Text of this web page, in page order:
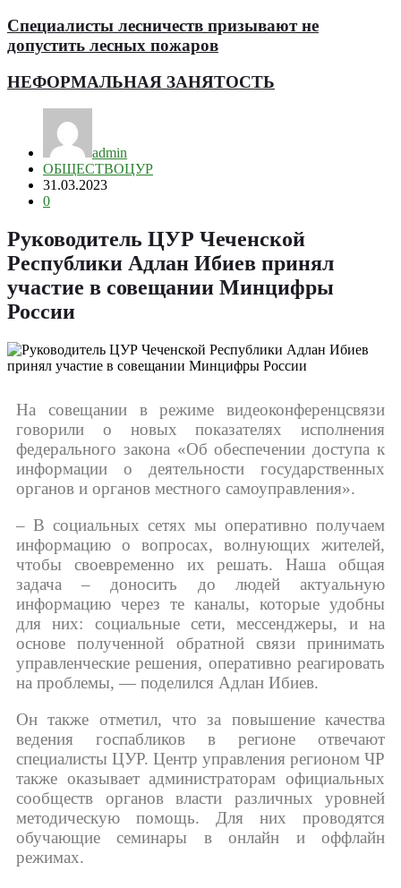
Специалисты лесничеств призывают не
допустить лесных пожаров
НЕФОРМАЛЬНАЯ ЗАНЯТОСТЬ
admin
ОБЩЕСТВОЦУР
31.03.2023
0
Руководитель ЦУР Чеченской
Республики Адлан Ибиев принял
участие в совещании Минцифры
России
На совещании в режиме видеоконференцсвязи
говорили о новых показателях исполнения
федерального закона «Об обеспечении доступа к
информации о деятельности государственных
органов и органов местного самоуправления».
– В социальных сетях мы оперативно получаем
информацию о вопросах, волнующих жителей,
чтобы своевременно их решать. Наша общая
задача – доносить до людей актуальную
информацию через те каналы, которые удобны
для них: социальные сети, мессенджеры, и на
основе полученной обратной связи принимать
управленческие решения, оперативно реагировать
на проблемы, — поделился Адлан Ибиев.
Он также отметил, что за повышение качества
ведения госпабликов в регионе отвечают
специалисты ЦУР. Центр управления регионом ЧР
также оказывает администраторам официальных
сообществ органов власти различных уровней
методическую помощь. Для них проводятся
обучающие семинары в онлайн и оффлайн
режимах.